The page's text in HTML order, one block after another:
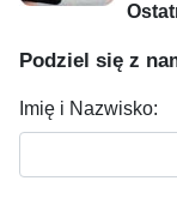
Podziel się z
Imię i Nazwisko: